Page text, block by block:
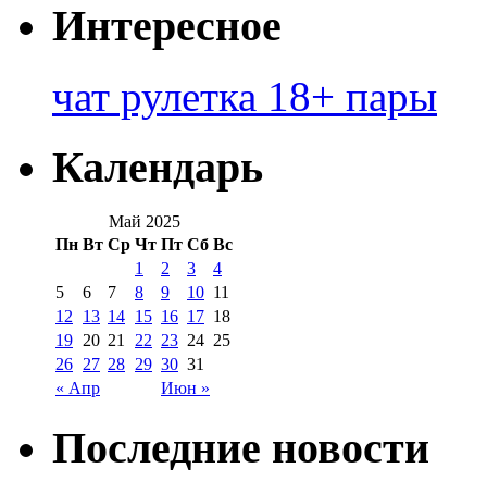
Интересное
чат рулетка 18+ пары
Календарь
Май 2025
Пн Вт Ср Чт Пт Сб Вс
« Апр Июн »
1 2 3
4
5
6 7 8 9 10 11
12 13 14 15 16 17 18
19 20 21 22 23 24 25
26 27 28 29 30 31
Последние новости